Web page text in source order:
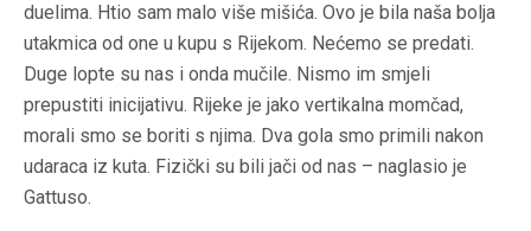
duelima. Htio sam malo više mišića. Ovo je bila naša bolja
utakmica od one u kupu s Rijekom. Nećemo se predati.
Duge lopte su nas i onda mučile. Nismo im smjeli
prepustiti inicijativu. Rijeke je jako vertikalna momčad,
morali smo se boriti s njima. Dva gola smo primili nakon
udaraca iz kuta. Fizički su bili jači od nas – naglasio je
Gattuso.